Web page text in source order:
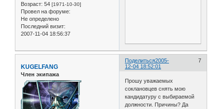
Возраст: 54 [1971-10-30]
Провел на форуме:
Не определено
Последний визит:
2007-11-04 18:56:37
Поделиться 7
2005-
12-04 18:52:01
KUGELFANG
Член экипажа
Прошу уважаемых
соклановцев снять мою
кандидатуру с выбираемой
должности. Причины? Да